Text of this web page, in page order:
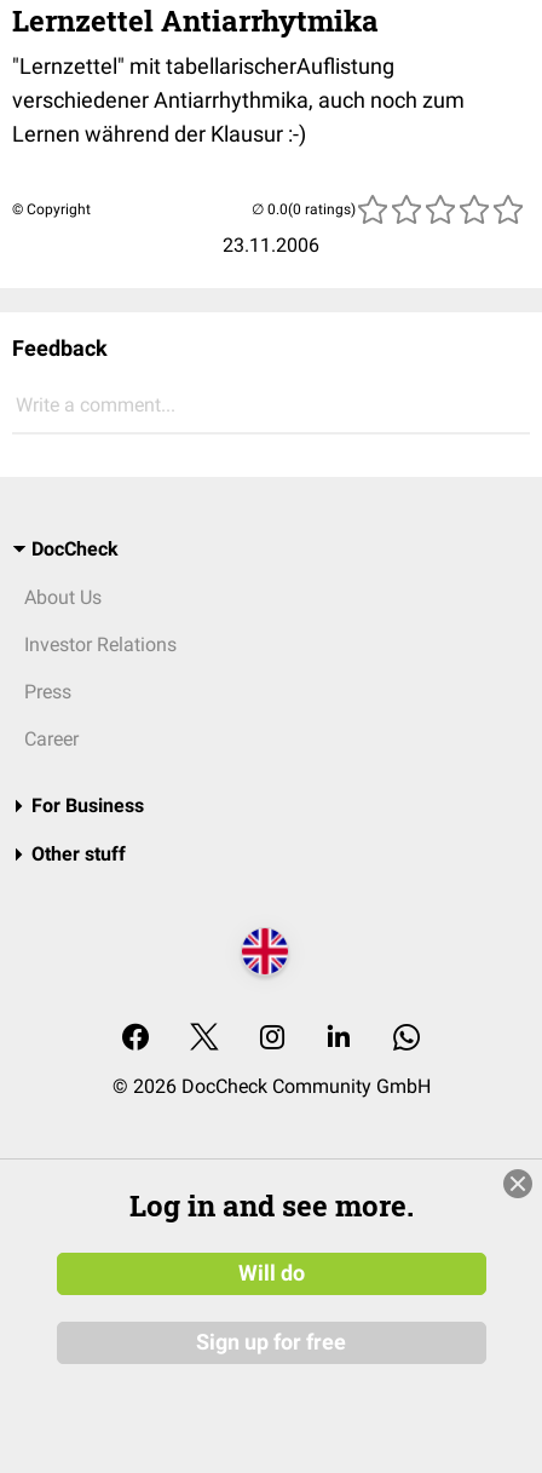
Lernzettel Antiarrhytmika
"Lernzettel" mit tabellarischerAuflistung
verschiedener Antiarrhythmika, auch noch zum
Lernen während der Klausur :-)
© Copyright
23.11.2006
(0 ratings)
Feedback
Write a comment...
DocCheck
About Us
Investor Relations
Press
Career
For Business
Other stuff
© 2026 DocCheck Community GmbH
Log in and see more.
Will do
Sign up for free